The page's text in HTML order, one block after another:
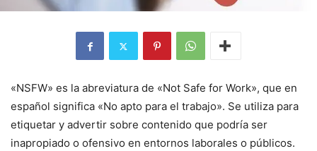
«NSFW» es la abreviatura de «Not Safe for Work», que en
español significa «No apto para el trabajo». Se utiliza para
etiquetar y advertir sobre contenido que podría ser
inapropiado o ofensivo en entornos laborales o públicos.